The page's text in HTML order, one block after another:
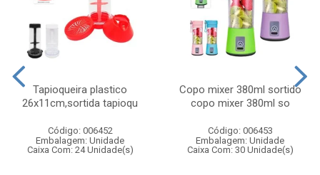
Tapioqueira plastico
26x11cm,sortida tapioqu
Código: 006452
Embalagem: Unidade
Caixa Com: 24 Unidade(s)
Copo mixer 380ml sortido
copo mixer 380ml so
Código: 006453
Embalagem: Unidade
Caixa Com: 30 Unidade(s)